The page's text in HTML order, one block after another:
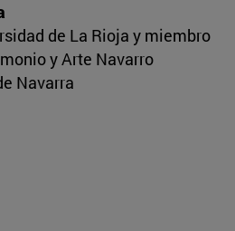
de La Rioja y miembro
y Arte Navarro
Navarra